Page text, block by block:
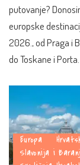
putovanje?
europske
2026., od Praga i
do Toskane i Porta.
Europa
Slavonija i